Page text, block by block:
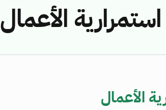
الأعمال
الأعمال